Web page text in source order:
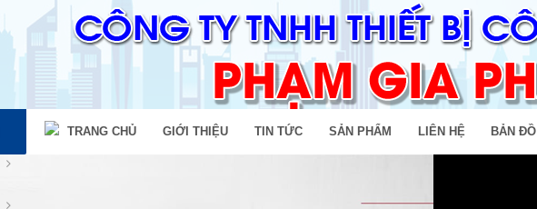
TRANG CHỦ GIỚI THIỆU TIN TỨC SẢN PHẨM LIÊN HỆ BẢN ĐỒ